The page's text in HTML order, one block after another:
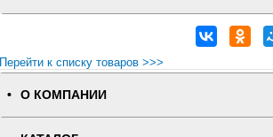
Перейти к списку товаров >>>
О КОМПАНИИ